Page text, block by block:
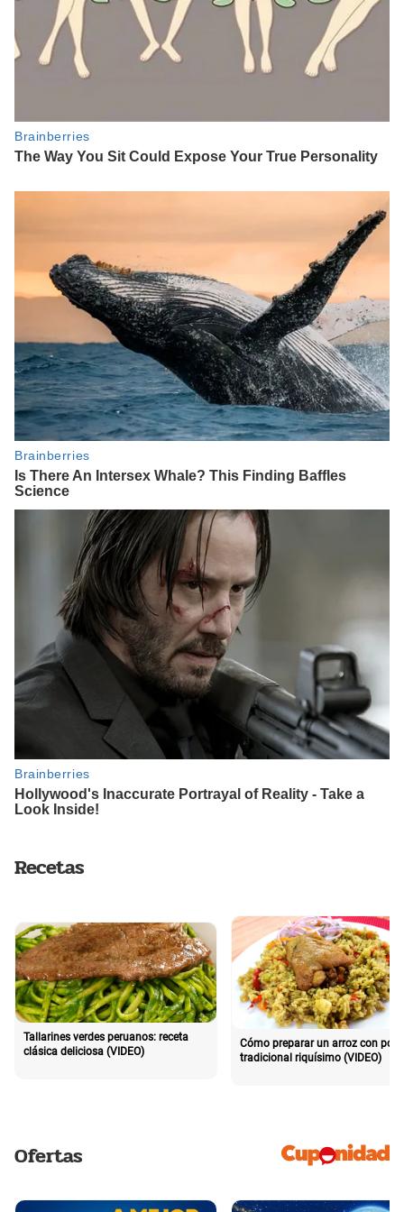
Recetas
Tallarines verdes peruanos: receta
clásica deliciosa (VIDEO)
Cómo preparar un arroz con pollo
tradicional riquísimo (VIDEO)
Ofertas